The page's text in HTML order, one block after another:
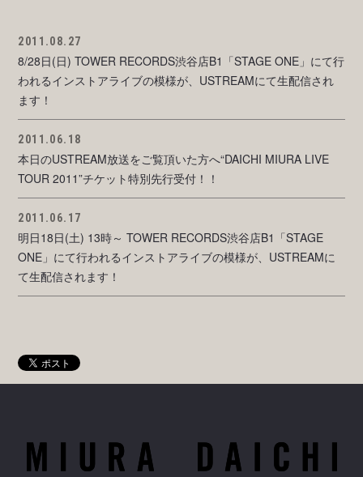
2011.08.27
8/28日(日) TOWER RECORDS渋谷店B1「STAGE ONE」にて行
われるインストアライブの模様が、USTREAMにて生配信され
ます！
2011.06.18
本日のUSTREAM放送をご覧頂いた方へ“DAICHI MIURA LIVE
TOUR 2011”チケット特別先行受付！！
2011.06.17
明日18日(土) 13時～ TOWER RECORDS渋谷店B1「STAGE
ONE」にて行われるインストアライブの模様が、USTREAMに
て生配信されます！